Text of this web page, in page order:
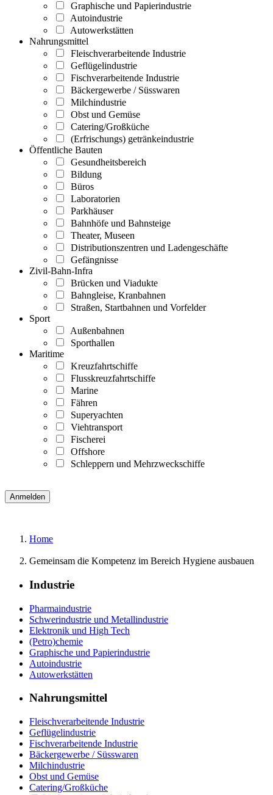
Graphische und Papierindustrie
Autoindustrie
Autowerkstätten
Nahrungsmittel
Fleischverarbeitende Industrie
Geflügelindustrie
Fischverarbeitende Industrie
Bäckergewerbe / Süsswaren
Milchindustrie
Obst und Gemüse
Catering/Großküche
(Erfrischungs) getränkeindustrie
Öffentliche Bauten
Gesundheitsbereich
Bildung
Büros
Laboratorien
Parkhäuser
Bahnhöfe und Bahnsteige
Theater, Museen
Distributionszentren und Ladengeschäfte
Gefängnisse
Zivil-Bahn-Infra
Brücken und Viadukte
Bahngleise, Kranbahnen
Straßen, Startbahnen und Vorfelder
Sport
Außenbahnen
Sporthallen
Maritime
Kreuzfahrtschiffe
Flusskreuzfahrtschiffe
Marine
Fähren
Superyachten
Viehtransport
Fischerei
Offshore
Schleppern und Mehrzweckschiffe
Home
Gemeinsam die Kompetenz im Bereich Hygiene ausbauen
Industrie
Pharmaindustrie
Schwerindustrie und Metallindustrie
Elektronik und High Tech
(Petro)chemie
Graphische und Papierindustrie
Autoindustrie
Autowerkstätten
Nahrungsmittel
Fleischverarbeitende Industrie
Geflügelindustrie
Fischverarbeitende Industrie
Bäckergewerbe / Süsswaren
Milchindustrie
Obst und Gemüse
Catering/Großküche